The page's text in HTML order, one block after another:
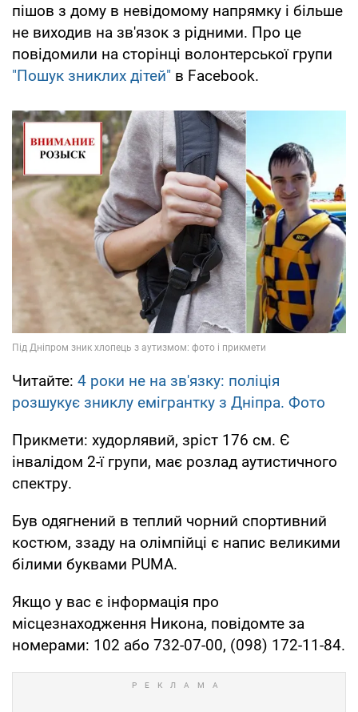
пішов з дому в невідомому напрямку і більше
не виходив на зв'язок з рідними. Про це
повідомили на сторінці волонтерської групи
"Пошук зниклих дітей" в Facebook.
Читайте: 4 роки не на зв'язку: поліція
розшукує зниклу емігрантку з Дніпра. Фото
Прикмети: худорлявий, зріст 176 см. Є
інвалідом 2-ї групи, має розлад аутистичного
спектру.
Був одягнений в теплий чорний спортивний
костюм, ззаду на олімпійці є напис великими
білими буквами PUMA.
Якщо у вас є інформація про
місцезнаходження Никона, повідомте за
номерами: 102 або 732-07-00, (098) 172-11-84.